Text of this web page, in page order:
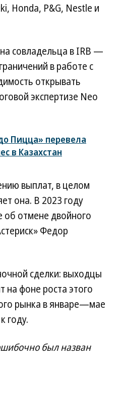
Honda, P&G, Nestle и
совладельца в IRB —
в работе с
открывать
экспертизе Neo
Пицца» перевела
в Казахстан
выплат, в целом
она. В 2023 году
отмене двойного
Федор
сделки: выходцы
на фоне роста этого
рынка в январе—мае
году.
был назван